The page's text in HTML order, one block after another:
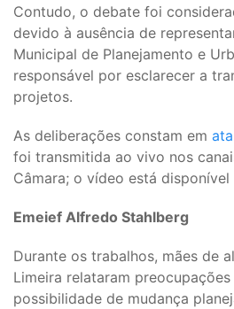
Contudo, o debate foi
devido à ausência de
Municipal de Planejamento e
responsável por esclarecer a
projetos.
As deliberações constam em ata
foi transmitida ao vivo nos
Câmara; o vídeo está disponível
Emeief Alfredo Stahlberg
Durante os trabalhos, mães de
Limeira relataram
possibilidade de mudança